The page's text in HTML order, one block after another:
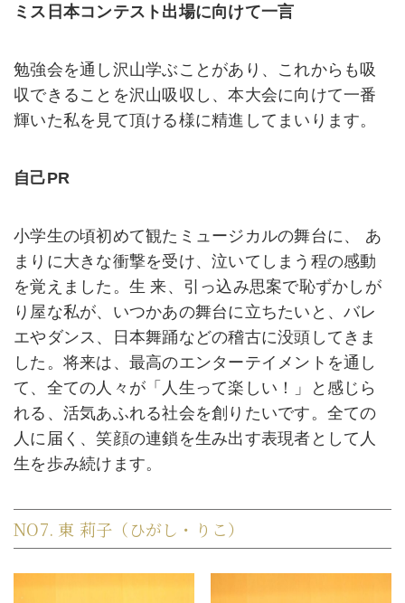
ミス日本コンテスト出場に向けて一言
勉強会を通し沢山学ぶことがあり、これからも吸
収できることを沢山吸収し、本大会に向けて一番
輝いた私を見て頂ける様に精進してまいります。
自己PR
小学生の頃初めて観たミュージカルの舞台に、 あ
まりに大きな衝撃を受け、泣いてしまう程の感動
を覚えました。生 来、引っ込み思案で恥ずかしが
り屋な私が、いつかあの舞台に立ちたいと、バレ
エやダンス、日本舞踊などの稽古に没頭してきま
した。将来は、最高のエンターテイメントを通し
て、全ての人々が「人生って楽しい！」と感じら
れる、活気あふれる社会を創りたいです。全ての
人に届く、笑顔の連鎖を生み出す表現者として人
生を歩み続けます。
NO7. 東 莉子（ひがし・りこ）